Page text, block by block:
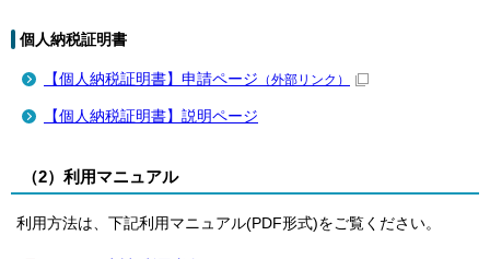
個人納税証明書
【個人納税証明書】申請ページ （外部リンク）
【個人納税証明書】説明ページ
（2）利用マニュアル
利用方法は、下記利用マニュアル(PDF形式)をご覧ください。